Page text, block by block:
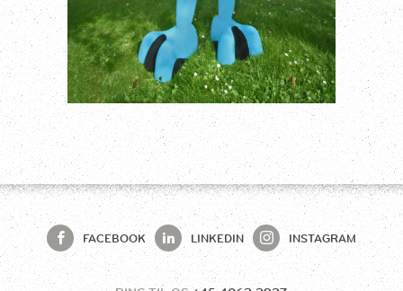
FACEBOOK LINKEDIN INSTAGRAM